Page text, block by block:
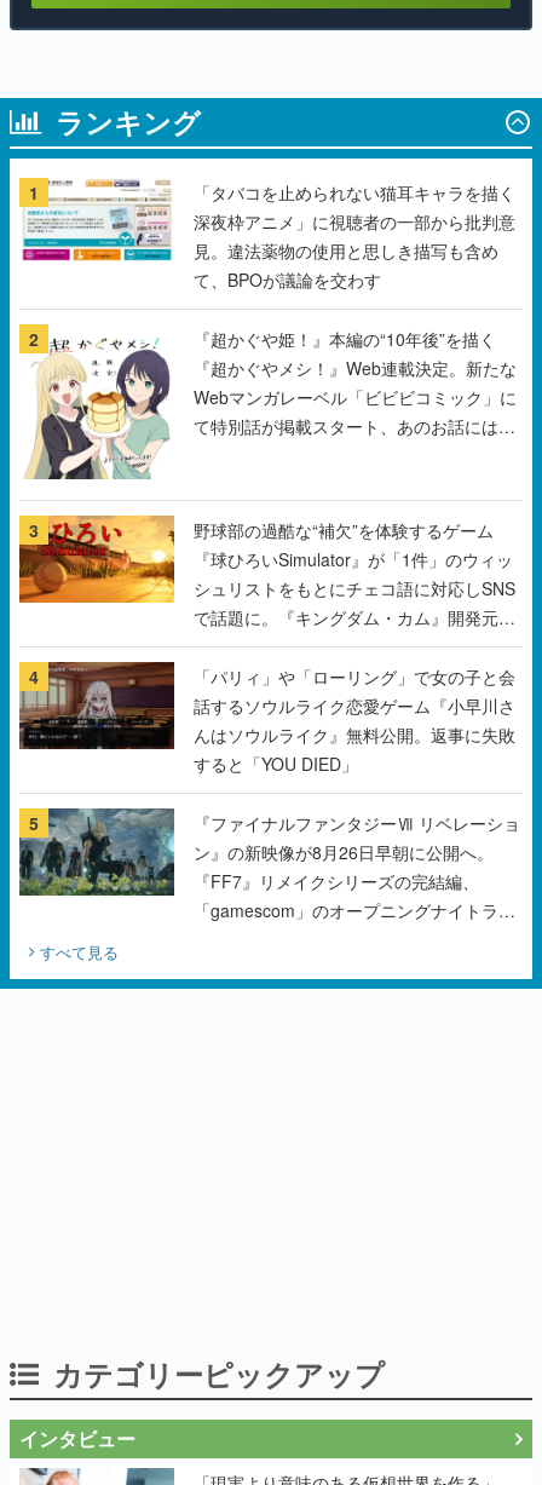
ランキング
1
「タバコを止められない猫耳キャラを描く
深夜枠アニメ」に視聴者の一部から批判意
見。違法薬物の使用と思しき描写も含め
て、BPOが議論を交わす
2
『超かぐや姫！』本編の“10年後”を描く
『超かぐやメシ！』Web連載決定。新たな
Webマンガレーベル「ビビビコミック」に
て特別話が掲載スタート、あのお話には…
3
野球部の過酷な“補欠”を体験するゲーム
『球ひろいSimulator』が「1件」のウィッ
シュリストをもとにチェコ語に対応しSNS
で話題に。『キングダム・カム』開発元や
チェコのプロ野球選手から称賛の声
4
「パリィ」や「ローリング」で女の子と会
話するソウルライク恋愛ゲーム『小早川さ
んはソウルライク』無料公開。返事に失敗
すると「YOU DIED」
5
『ファイナルファンタジーⅦ リベレーショ
ン』の新映像が8月26日早朝に公開へ。
『FF7』リメイクシリーズの完結編、
「gamescom」のオープニングナイトライ
すべて見る
カテゴリーピックアップ
インタビュー